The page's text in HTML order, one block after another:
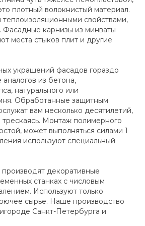
плотный волокнистый материал.
свойствами,
карнизы из минваты
места стыков плит и другие
украшений фасадов гораздо
из бетона,
натурального или
Обработанные защитным
вам несколько десятилетий,
Монтаж полимерного
может выполняться силами 1
используют специальный
декоративные
станках с числовым
Используют только
сырье. Наше производство
Санкт-Петербурга и